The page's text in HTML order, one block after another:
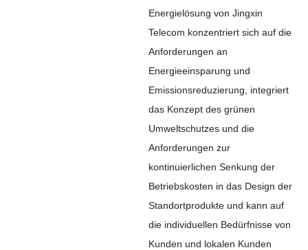
Energielösung von Jingxin
Telecom konzentriert sich auf die
Anforderungen an
Energieeinsparung und
Emissionsreduzierung, integriert
das Konzept des grünen
Umweltschutzes und die
Anforderungen zur
kontinuierlichen Senkung der
Betriebskosten in das Design der
Standortprodukte und kann auf
die individuellen Bedürfnisse von
Kunden und lokalen Kunden